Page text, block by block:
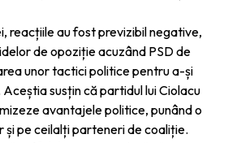
reacțiile au fost previzibil negative,
de opoziție acuzând PSD de
unor tactici politice pentru a-și
susțin că partidul lui Ciolacu
avantajele politice, punând o
și pe ceilalți parteneri de coaliție.